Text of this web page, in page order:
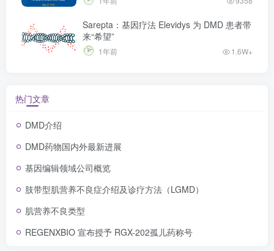
Sarepta：基因疗法 Elevidys 为 DMD 患者带
来“希望”
1年前 1.6W+
热门文章
DMD介绍
DMD药物国内外最新进展
基因编辑领域公司概览
肢带型肌营养不良症介绍及诊疗方法（LGMD）
肌营养不良类型
REGENXBIO 宣布授予 RGX-202孤儿药称号